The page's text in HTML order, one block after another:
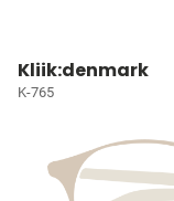
Kliik:denmark
K-765